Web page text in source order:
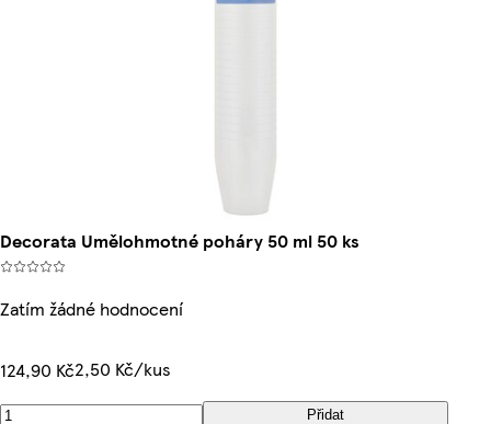
Decorata Umělohmotné poháry 50 ml 50 ks
Zatím žádné hodnocení
124,90 Kč2,50 Kč/kus
Přidat